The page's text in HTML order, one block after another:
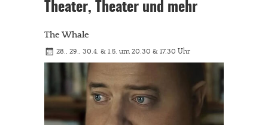
Theater, Theater und mehr
The Whale
28., 29., 30.4. & 1.5. um 20.30 & 17.30 Uhr